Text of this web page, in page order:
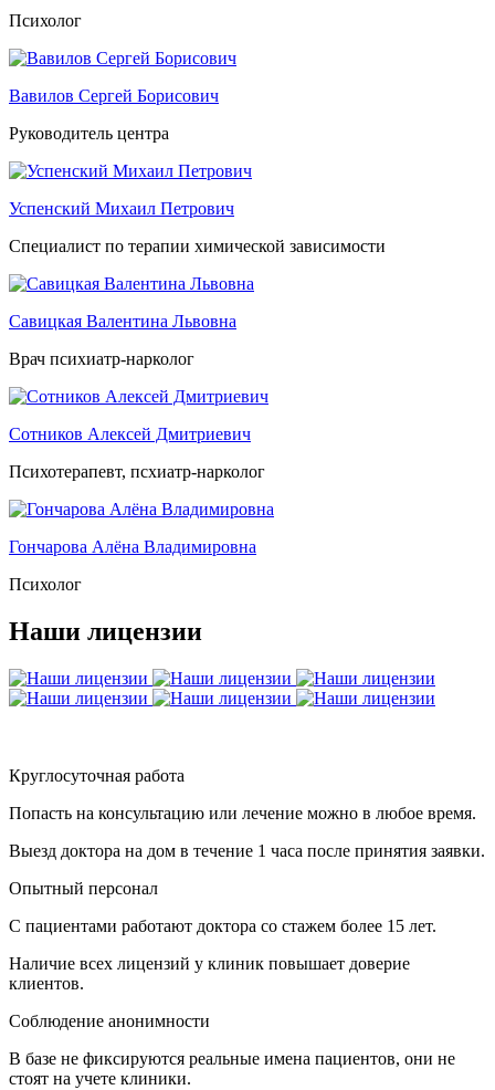
Психолог
Вавилов Сергей Борисович
Руководитель центра
Успенский Михаил Петрович
Специалист по терапии химической зависимости
Савицкая Валентина Львовна
Врач психиатр-нарколог
Сотников Алексей Дмитриевич
Психотерапевт, псхиатр-нарколог
Гончарова Алёна Владимировна
Психолог
Наши лицензии
Круглосуточная работа
Попасть на консультацию или лечение можно в любое время.
Выезд доктора на дом в течение 1 часа после принятия заявки.
Опытный персонал
С пациентами работают доктора со стажем более 15 лет.
Наличие всех лицензий у клиник повышает доверие
клиентов.
Соблюдение анонимности
В базе не фиксируются реальные имена пациентов, они не
стоят на учете клиники.